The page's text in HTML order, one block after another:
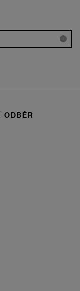
i
ODBĚR